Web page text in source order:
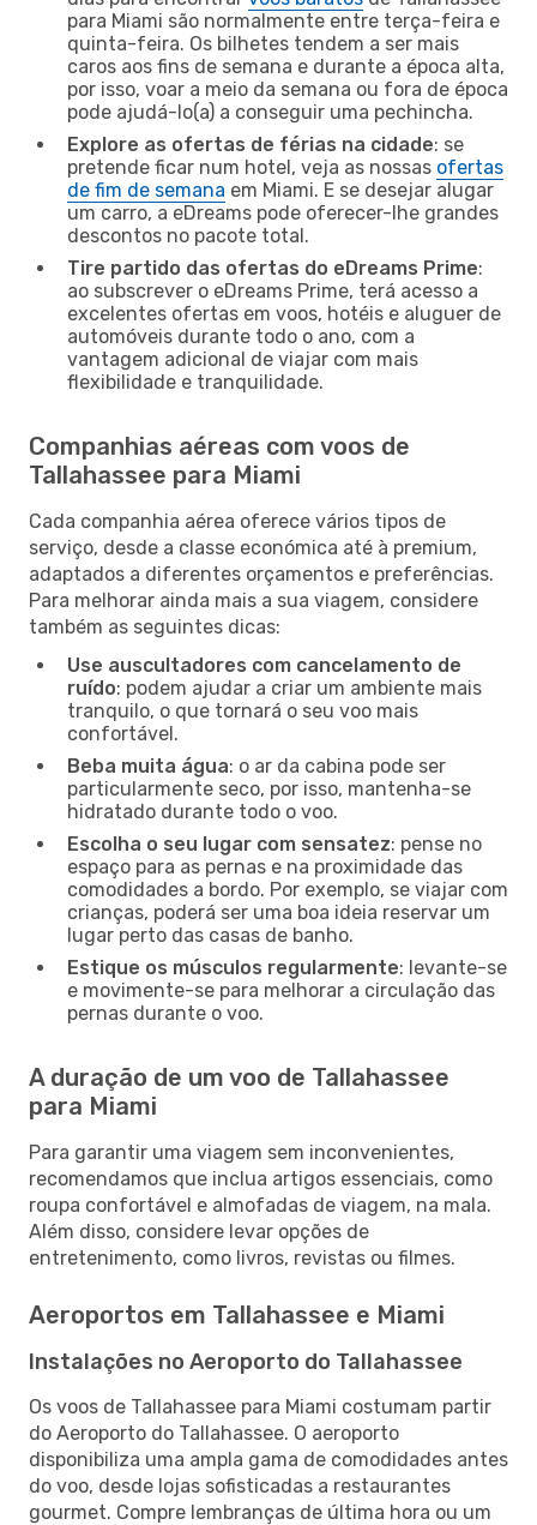
para Miami são normalmente entre terça-feira e
quinta-feira. Os bilhetes tendem a ser mais
caros aos fins de semana e durante a época alta,
por isso, voar a meio da semana ou fora de época
pode ajudá-lo(a) a conseguir uma pechincha.
Explore as ofertas de férias na cidade: se
pretende ficar num hotel, veja as nossas ofertas
de fim de semana em Miami. E se desejar alugar
um carro, a eDreams pode oferecer-lhe grandes
descontos no pacote total.
Tire partido das ofertas do eDreams Prime:
ao subscrever o eDreams Prime, terá acesso a
excelentes ofertas em voos, hotéis e aluguer de
automóveis durante todo o ano, com a
vantagem adicional de viajar com mais
flexibilidade e tranquilidade.
Companhias aéreas com voos de
Tallahassee para Miami
Cada companhia aérea oferece vários tipos de
serviço, desde a classe económica até à premium,
adaptados a diferentes orçamentos e preferências.
Para melhorar ainda mais a sua viagem, considere
também as seguintes dicas:
Use auscultadores com cancelamento de
ruído: podem ajudar a criar um ambiente mais
tranquilo, o que tornará o seu voo mais
confortável.
Beba muita água: o ar da cabina pode ser
particularmente seco, por isso, mantenha-se
hidratado durante todo o voo.
Escolha o seu lugar com sensatez: pense no
espaço para as pernas e na proximidade das
comodidades a bordo. Por exemplo, se viajar com
crianças, poderá ser uma boa ideia reservar um
lugar perto das casas de banho.
Estique os músculos regularmente: levante-se
e movimente-se para melhorar a circulação das
pernas durante o voo.
A duração de um voo de Tallahassee
para Miami
Para garantir uma viagem sem inconvenientes,
recomendamos que inclua artigos essenciais, como
roupa confortável e almofadas de viagem, na mala.
Além disso, considere levar opções de
entretenimento, como livros, revistas ou filmes.
Aeroportos em Tallahassee e Miami
Instalações no Aeroporto do Tallahassee
Os voos de Tallahassee para Miami costumam partir
do Aeroporto do Tallahassee. O aeroporto
disponibiliza uma ampla gama de comodidades antes
do voo, desde lojas sofisticadas a restaurantes
gourmet. Compre lembranças de última hora ou um